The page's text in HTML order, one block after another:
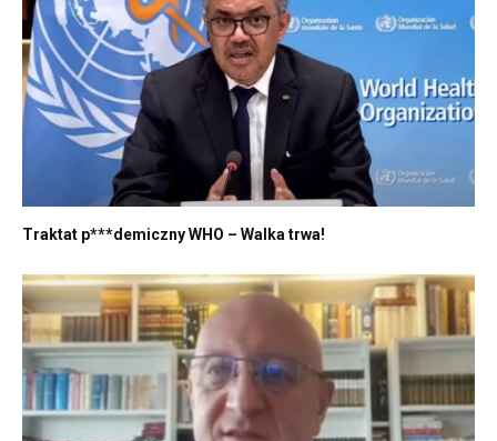
Traktat p***demiczny WHO – Walka trwa!